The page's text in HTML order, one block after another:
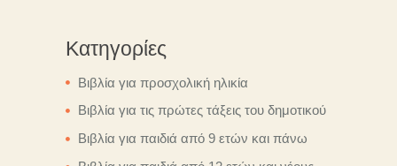
Κατηγορίες
Βιβλία για προσχολική ηλικία
Βιβλία για τις πρώτες τάξεις του δημοτικού
Βιβλία για παιδιά από 9 ετών και πάνω